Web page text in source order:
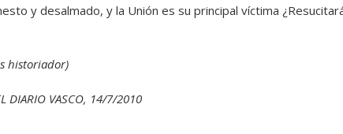
y desalmado, y la Unión es su principal víctima
historiador)
DIARIO VASCO, 14/7/2010